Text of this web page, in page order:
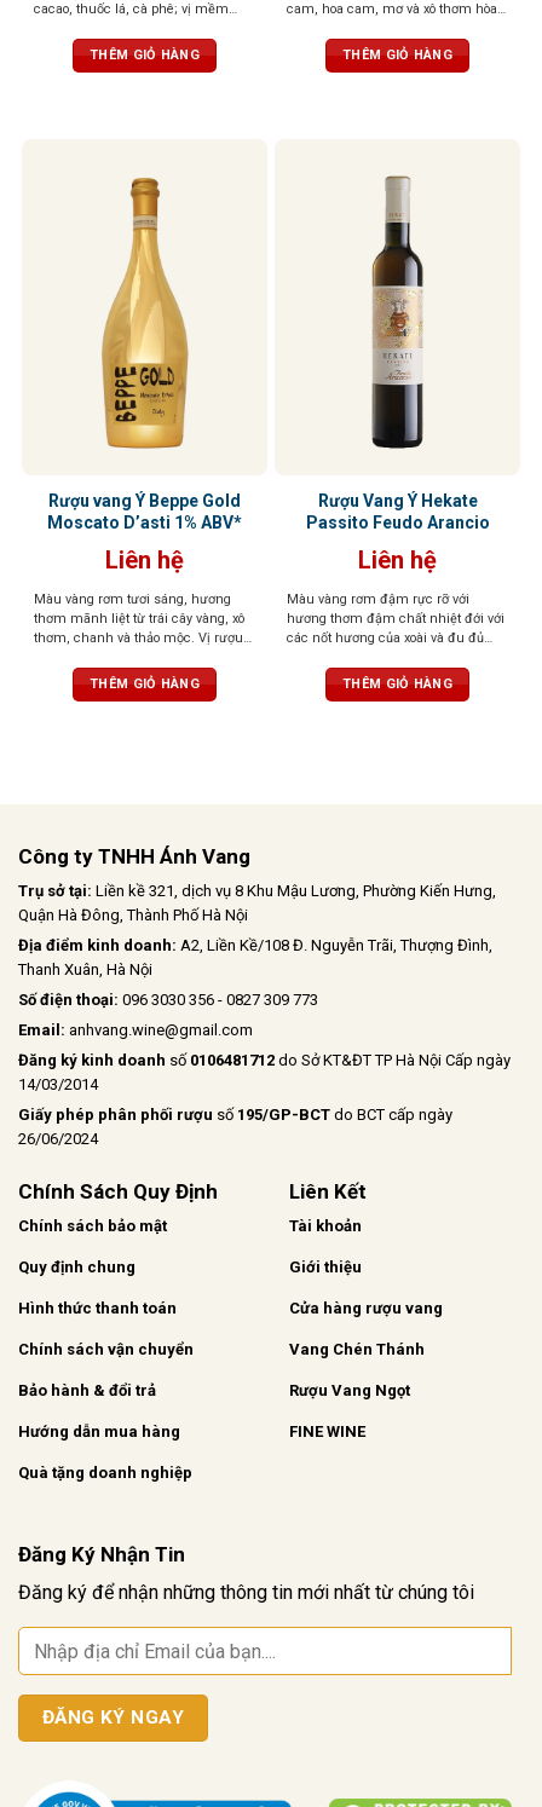
cacao, thuốc lá, cà phê; vị mềm
tượng khó quênTHÊM GIỎ HÀNG
cam, hoa cam, mơ và xô thơm hòa
sủi tăm mịn màng, cân bằng hoàn
hảo giữa vị ngọt dịu và độ tươi mát,
THÊM GIỎ HÀNG
Rượu vang Ý Beppe Gold
Moscato D’asti 1% ABV*
Liên hệ
Màu vàng rơm tươi sáng, hương
thơm mãnh liệt từ trái cây vàng, xô
thơm, chanh và thảo mộc. Vị rượu
đến trải nghiệm thú vị
THÊM GIỎ HÀNG
Rượu Vang Ý Hekate
Passito Feudo Arancio
Liên hệ
Màu vàng rơm đậm rực rỡ với
hương thơm đậm chất nhiệt đới với
các nốt hương của xoài và đu đủ
và mơ khô. Cấu trúc đầy đặn, phong
phú với vị trái cây ngọt ngào nổi bật,
THÊM GIỎ HÀNG
Công ty TNHH Ánh Vang
Trụ sở tại: Liền kề 321, dịch vụ 8 Khu Mậu Lương, Phường Kiến Hưng,
Quận Hà Đông, Thành Phố Hà Nội
Địa điểm kinh doanh: A2, Liền Kề/108 Đ. Nguyễn Trãi, Thượng Đình,
Thanh Xuân, Hà Nội
Số điện thoại: 096 3030 356 - 0827 309 773
Email: anhvang.wine@gmail.com
Đăng ký kinh doanh số 0106481712 do Sở KT&ĐT TP Hà Nội Cấp ngày
14/03/2014
Giấy phép phân phối rượu số 195/GP-BCT do BCT cấp ngày
26/06/2024
Chính Sách Quy Định
Chính sách bảo mật
Quy định chung
Hình thức thanh toán
Chính sách vận chuyển
Bảo hành & đổi trả
Hướng dẫn mua hàng
Quà tặng doanh nghiệp
Liên Kết
Tài khoản
Giới thiệu
Cửa hàng rượu vang
Vang Chén Thánh
Rượu Vang Ngọt
FINE WINE
Đăng Ký Nhận Tin
Đăng ký để nhận những thông tin mới nhất từ chúng tôi